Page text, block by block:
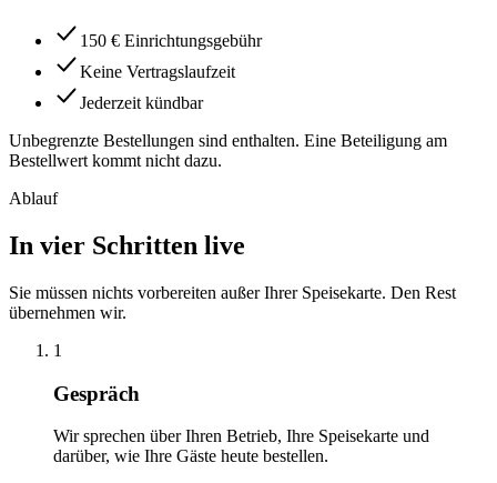
150 € Einrichtungsgebühr
Keine Vertragslaufzeit
Jederzeit kündbar
Unbegrenzte Bestellungen sind enthalten. Eine Beteiligung am
Bestellwert kommt nicht dazu.
Ablauf
In vier Schritten live
Sie müssen nichts vorbereiten außer Ihrer Speisekarte. Den Rest
übernehmen wir.
1
Gespräch
Wir sprechen über Ihren Betrieb, Ihre Speisekarte und
darüber, wie Ihre Gäste heute bestellen.